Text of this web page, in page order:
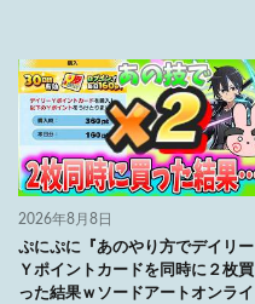
2026年8月8日
ぷにぷに『あのやり方でデイリー
Ｙポイントカードを同時に２枚買
った結果ｗソードアートオンライ